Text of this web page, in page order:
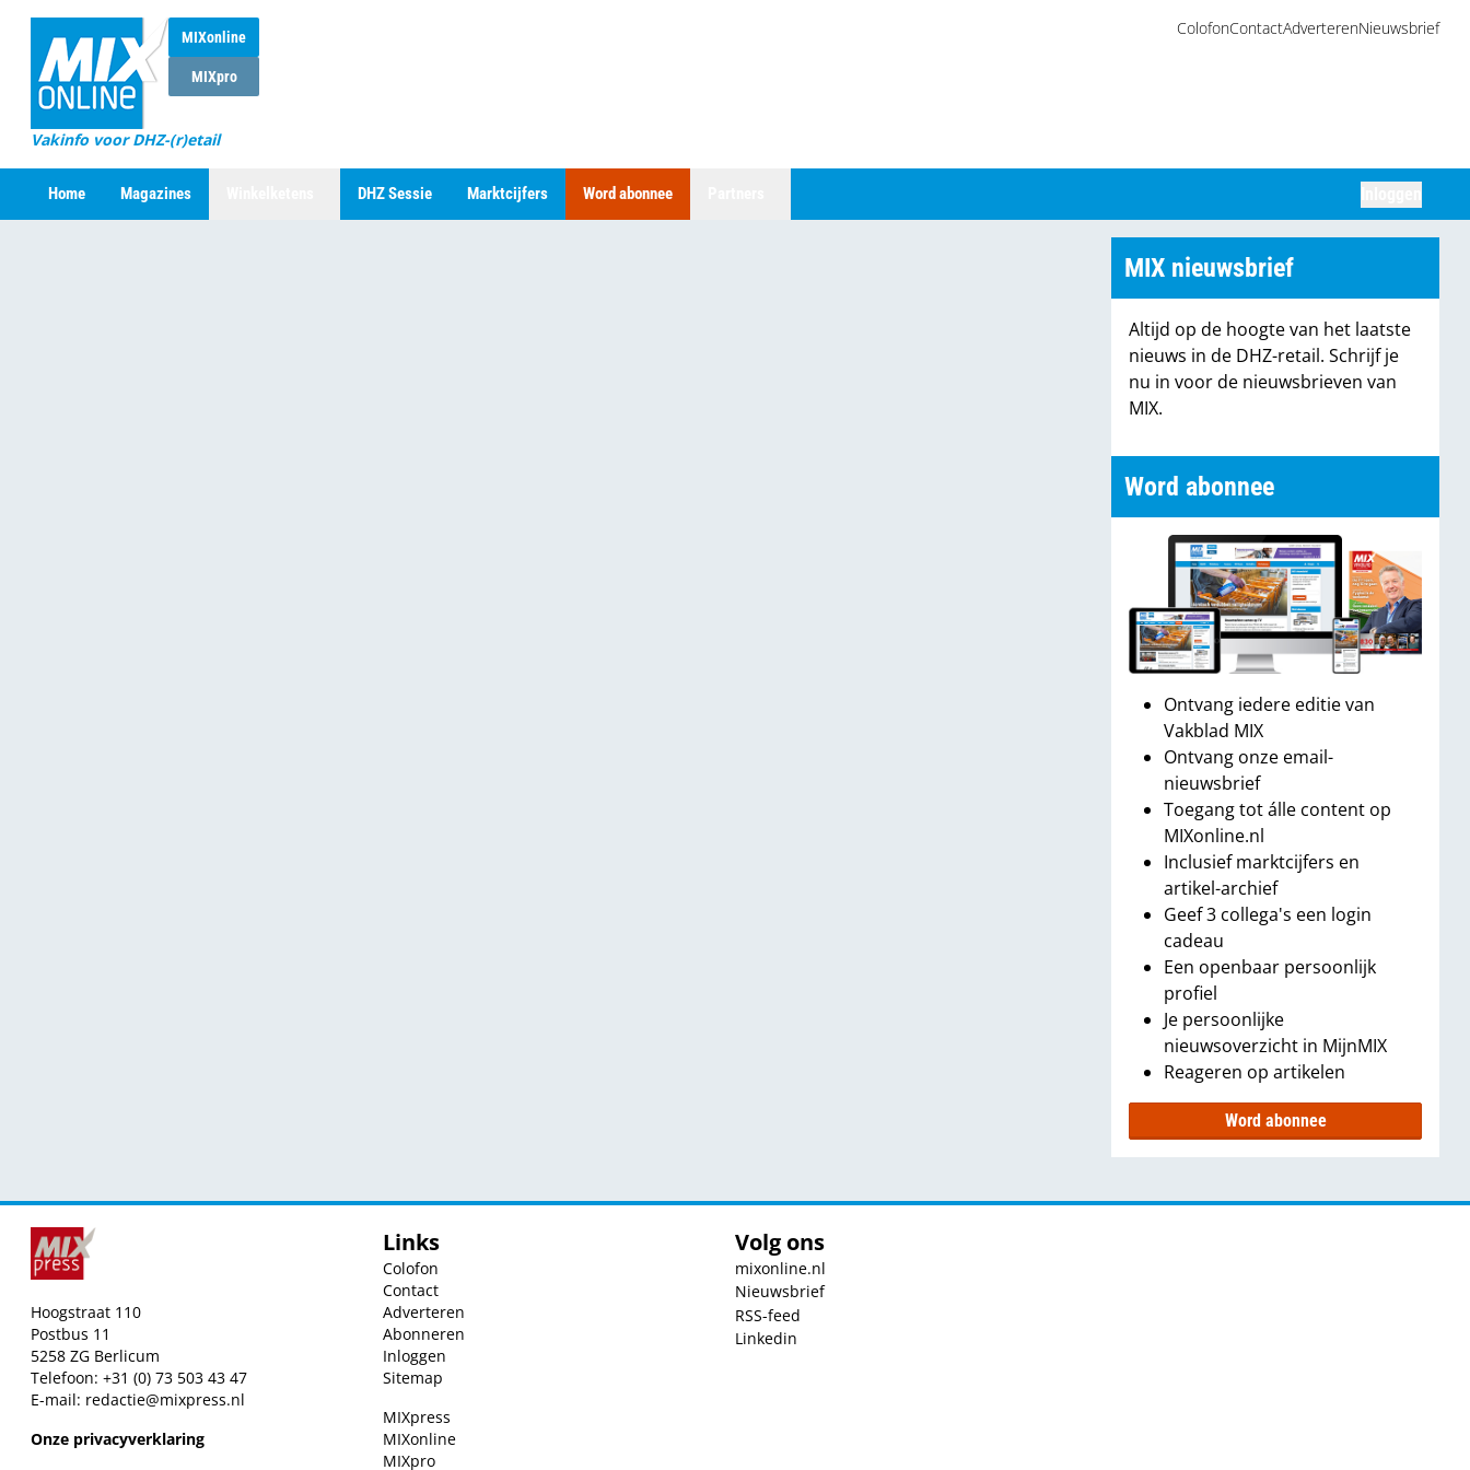
MIXonline
MIXpro
Vakinfo voor DHZ-(r)etail
ColofonContactAdverterenNieuwsbrief
Home Magazines DHZ Sessie Marktcijfers Word abonnee
MIX nieuwsbrief
Altijd op de hoogte van het laatste
nieuws in de DHZ-retail. Schrijf je
nu in voor de nieuwsbrieven van
MIX.
Word abonnee
Ontvang iedere editie van
Vakblad MIX
Ontvang onze email-
nieuwsbrief
Toegang tot álle content op
MIXonline.nl
Inclusief marktcijfers en
artikel-archief
Geef 3 collega's een login
cadeau
Een openbaar persoonlijk
profiel
Je persoonlijke
nieuwsoverzicht in MijnMIX
Reageren op artikelen
Word abonnee
Hoogstraat 110
Postbus 11
5258 ZG Berlicum
Telefoon: +31 (0) 73 503 43 47
E-mail: redactie@mixpress.nl
Onze privacyverklaring
Links
Colofon
Contact
Adverteren
Abonneren
Inloggen
Sitemap
MIXpress
MIXonline
MIXpro
Volg ons
mixonline.nl
Nieuwsbrief
RSS-feed
Linkedin